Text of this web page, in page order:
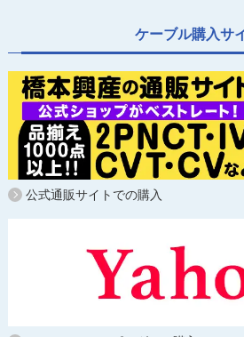
ケーブル購入サ
公式通販サイトでの購入